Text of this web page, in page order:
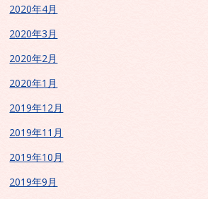
2020年4月
2020年3月
2020年2月
2020年1月
2019年12月
2019年11月
2019年10月
2019年9月